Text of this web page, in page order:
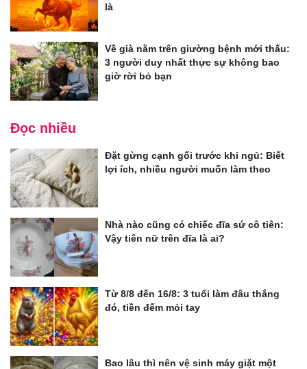
là
Về già nằm trên giường bệnh mới thấu:
3 người duy nhất thực sự không bao
giờ rời bỏ bạn
Đọc nhiều
Đặt gừng cạnh gối trước khi ngủ: Biết
lợi ích, nhiều người muốn làm theo
Nhà nào cũng có chiếc đĩa sứ cô tiên:
Vậy tiên nữ trên đĩa là ai?
Từ 8/8 đến 16/8: 3 tuổi làm đâu thắng
đó, tiền đếm mỏi tay
Bao lâu thì nên vệ sinh máy giặt một